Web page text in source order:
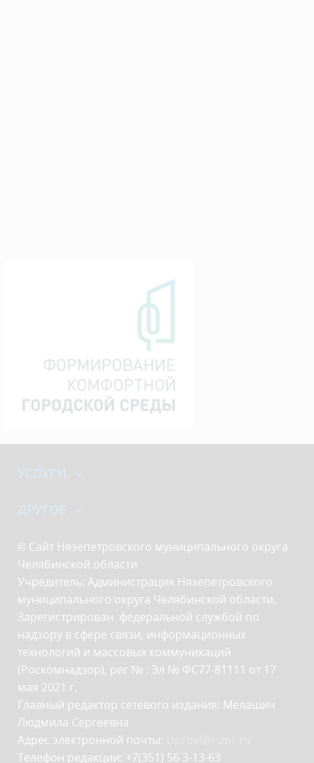
УСЛУГИ
ДРУГОЕ
© Сайт Нязепетровского муниципального округа
Челябинской области
Учредитель: Администрация Нязепетровского
муниципального округа Челябинской области.
Зарегистрирован федеральной службой по
надзору в сфере связи, информационных
технологий и массовых коммуникаций
(Роскомнадзор), рег № : Эл № ФС77-81111 от 17
мая 2021 г.
Главный редактор сетевого издания: Мелашич
Людмила Сергеевна
Адрес электронной почты:
Телефон редакции: +7(351) 56 3-13-63